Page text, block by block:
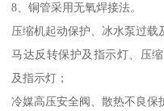
8、铜管采用无氧焊接法。
压缩机起动保护、冰水泵过载
马达反转保护及指示灯、压
及指示灯；
冷媒高压安全阀、散热不良保